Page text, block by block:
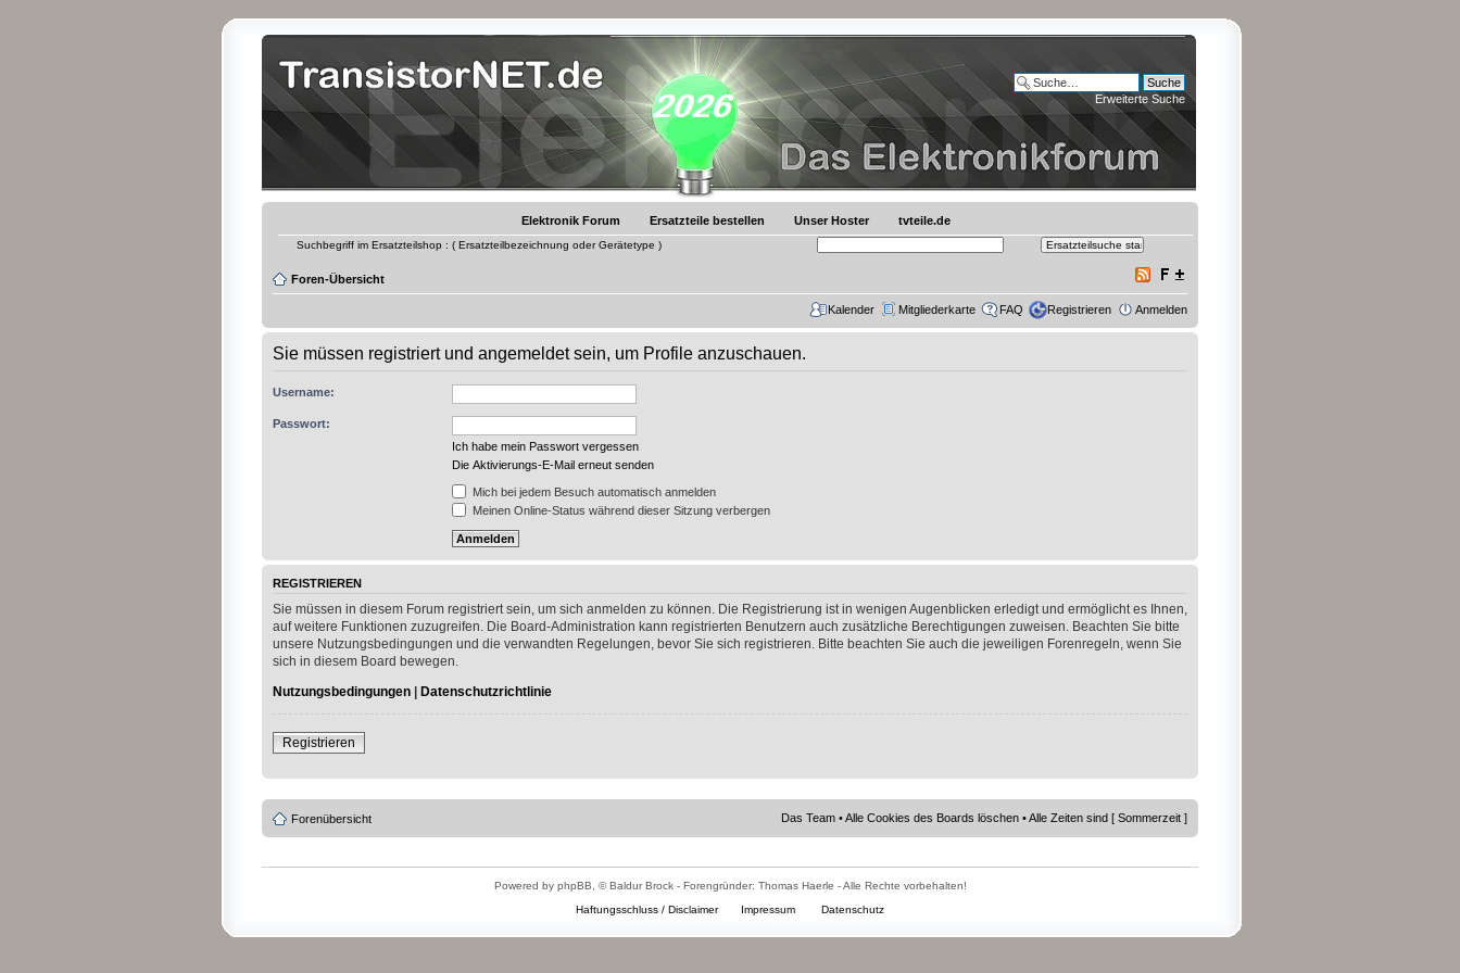
Erweiterte Suche
Elektronik Forum Ersatzteile bestellen Unser Hoster tvteile.de
Suchbegriff im Ersatzteilshop : ( Ersatzteilbezeichnung oder Gerätetype )
Foren-Übersicht
Kalender Mitgliederkarte FAQ Registrieren Anmelden
Sie müssen registriert und angemeldet sein, um Profile anzuschauen.
Username:
Passwort:
Ich habe mein Passwort vergessen
Die Aktivierungs-E-Mail erneut senden
Mich bei jedem Besuch automatisch anmelden
Meinen Online-Status während dieser Sitzung verbergen
REGISTRIEREN
Sie müssen in diesem Forum registriert sein, um sich anmelden zu können. Die Registrierung ist in wenigen Augenblicken erledigt und ermöglicht es Ihnen,
auf weitere Funktionen zuzugreifen. Die Board-Administration kann registrierten Benutzern auch zusätzliche Berechtigungen zuweisen. Beachten Sie bitte
unsere Nutzungsbedingungen und die verwandten Regelungen, bevor Sie sich registrieren. Bitte beachten Sie auch die jeweiligen Forenregeln, wenn Sie
sich in diesem Board bewegen.
Nutzungsbedingungen | Datenschutzrichtlinie
Registrieren
Forenübersicht Das Team •Alle Cookies des Boards löschen • Alle Zeiten sind [ Sommerzeit ]
Powered by phpBB, © Baldur Brock - Forengründer: Thomas Haerle - Alle Rechte vorbehalten!
Haftungsschluss / Disclaimer
Impressum Datenschutz